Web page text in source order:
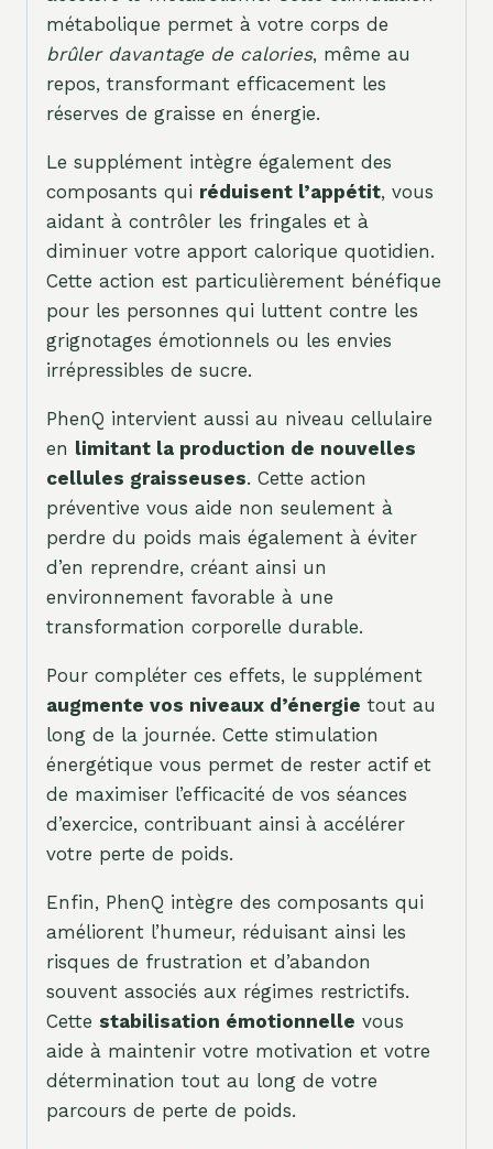
métabolique permet à votre corps de
brûler davantage de calories, même au
repos, transformant efficacement les
réserves de graisse en énergie.
Le supplément intègre également des
composants qui réduisent l’appétit, vous
aidant à contrôler les fringales et à
diminuer votre apport calorique quotidien.
Cette action est particulièrement bénéfique
pour les personnes qui luttent contre les
grignotages émotionnels ou les envies
irrépressibles de sucre.
PhenQ intervient aussi au niveau cellulaire
en limitant la production de nouvelles
cellules graisseuses. Cette action
préventive vous aide non seulement à
perdre du poids mais également à éviter
d’en reprendre, créant ainsi un
environnement favorable à une
transformation corporelle durable.
Pour compléter ces effets, le supplément
augmente vos niveaux d’énergie tout au
long de la journée. Cette stimulation
énergétique vous permet de rester actif et
de maximiser l’efficacité de vos séances
d’exercice, contribuant ainsi à accélérer
votre perte de poids.
Enfin, PhenQ intègre des composants qui
améliorent l’humeur, réduisant ainsi les
risques de frustration et d’abandon
souvent associés aux régimes restrictifs.
Cette stabilisation émotionnelle vous
aide à maintenir votre motivation et votre
détermination tout au long de votre
parcours de perte de poids.